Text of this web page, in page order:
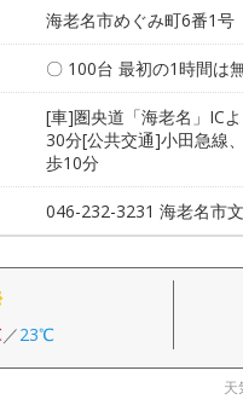
海老名市めぐみ町6番1号
〇 100台 最初の1時間は
[車]圏央道「海老名」IC
30分[公共交通]小田急線
歩10分
046-232-3231 海老名市
／23℃
天